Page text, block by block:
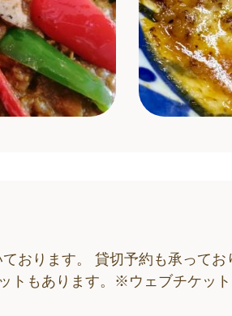
おります。 貸切予約も承ってお
トもあります。※ウェブチケッ